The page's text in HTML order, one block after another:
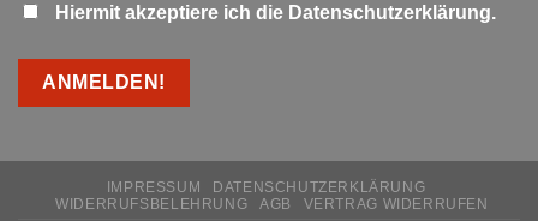
Hiermit akzeptiere ich die Datenschutzerklärung.
IMPRESSUM
DATENSCHUTZERKLÄRUNG
WIDERRUFSBELEHRUNG
AGB VERTRAG WIDERRUFEN